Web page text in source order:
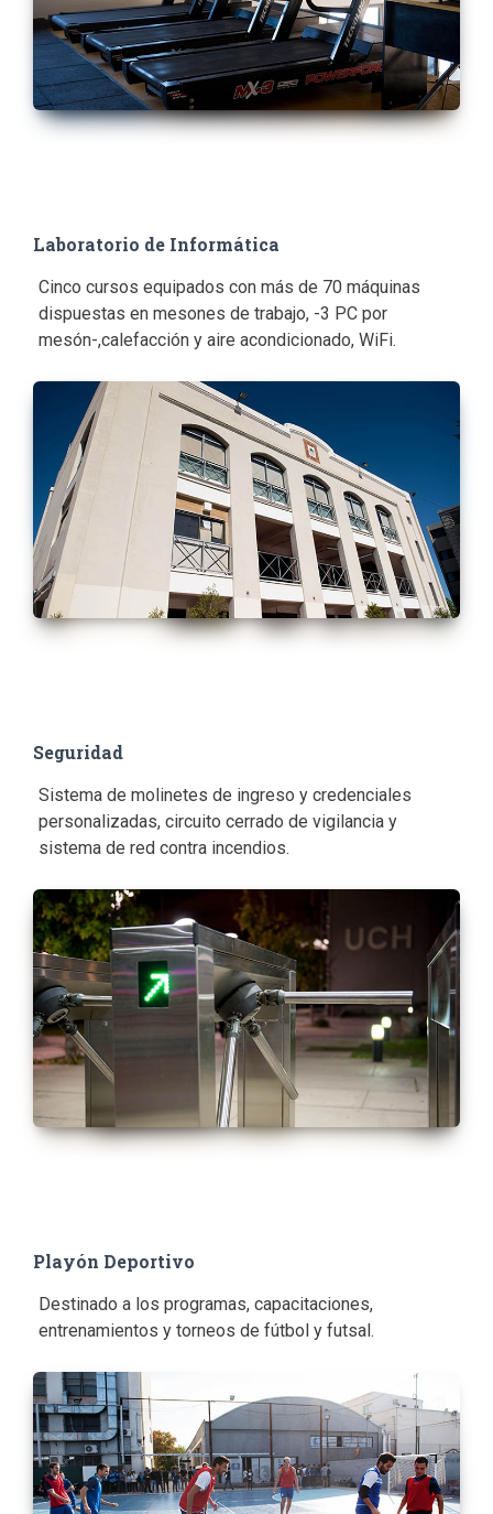
Laboratorio de Informática
Cinco cursos equipados con más de 70 máquinas
dispuestas en mesones de trabajo, -3 PC por
mesón-,calefacción y aire acondicionado, WiFi.
Seguridad
Sistema de molinetes de ingreso y credenciales
personalizadas, circuito cerrado de vigilancia y
sistema de red contra incendios.
Playón Deportivo
Destinado a los programas, capacitaciones,
entrenamientos y torneos de fútbol y futsal.